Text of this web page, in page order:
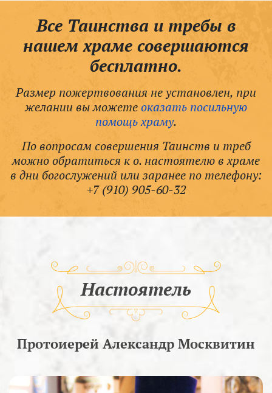
Все Таинства и требы в
нашем храме совершаются
бесплатно.
Размер пожертвования не установлен, при
желании вы можетеоказать посильную
помощь храму.
По вопросам совершения Таинств и треб
можно обратиться к о. настоятелю в храме
в дни богослужений или заранее по телефону:
+7 (910) 905-60-32
Настоятель
Протоиерей Александр Москвитин